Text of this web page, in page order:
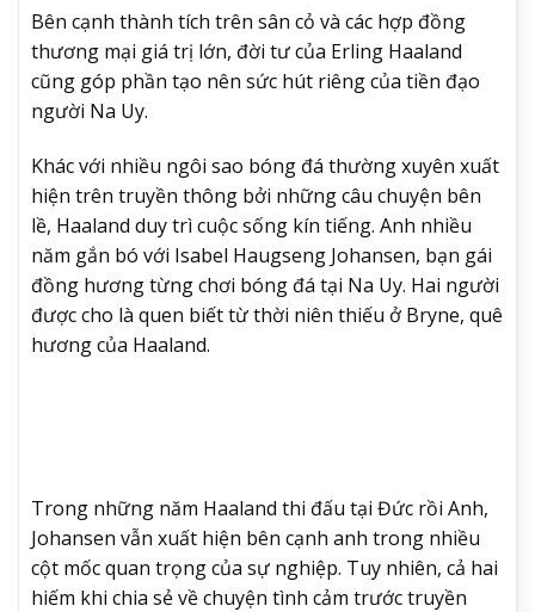
Bên cạnh thành tích trên sân cỏ và các hợp đồng
thương mại giá trị lớn, đời tư của Erling Haaland
cũng góp phần tạo nên sức hút riêng của tiền đạo
người Na Uy.
Khác với nhiều ngôi sao bóng đá thường xuyên xuất
hiện trên truyền thông bởi những câu chuyện bên
lề, Haaland duy trì cuộc sống kín tiếng. Anh nhiều
năm gắn bó với Isabel Haugseng Johansen, bạn gái
đồng hương từng chơi bóng đá tại Na Uy. Hai người
được cho là quen biết từ thời niên thiếu ở Bryne, quê
hương của Haaland.
Trong những năm Haaland thi đấu tại Đức rồi Anh,
Johansen vẫn xuất hiện bên cạnh anh trong nhiều
cột mốc quan trọng của sự nghiệp. Tuy nhiên, cả hai
hiếm khi chia sẻ về chuyện tình cảm trước truyền